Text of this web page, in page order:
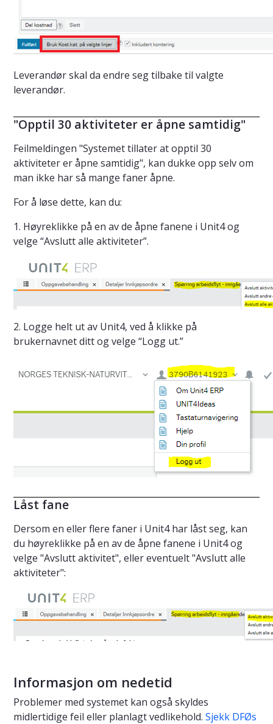
Leverandør skal da endre seg tilbake til valgte
leverandør.
"Opptil 30 aktiviteter er åpne samtidig"
Feilmeldingen "Systemet tillater at opptil 30
aktiviteter er åpne samtidig", kan dukke opp selv om
man ikke har så mange faner åpne.
For å løse dette, kan du:
1. Høyreklikke på en av de åpne fanene i Unit4 og
velge “Avslutt alle aktiviteter”.
2. Logge helt ut av Unit4, ved å klikke på
brukernavnet ditt og velge “Logg ut.”
Låst fane
Dersom en eller flere faner i Unit4 har låst seg, kan
du høyreklikke på en av de åpne fanene i Unit4 og
velge "Avslutt aktivitet", eller eventuelt "Avslutt alle
aktiviteter":
Informasjon om nedetid
Problemer med systemet kan også skyldes
midlertidige feil eller planlagt vedlikehold. Sjekk DFØs